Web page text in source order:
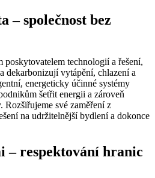
– společnost bez
poskytovatelem technologií a řešení,
dekarbonizují vytápění, chlazení a
energeticky účinné systémy
šetřit energii a zároveň
své zaměření z
na udržitelnější bydlení a dokonce
– respektování hranic